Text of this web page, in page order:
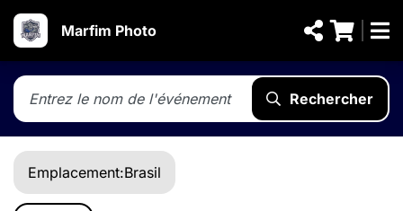
Marfim Photo
Rechercher
Emplacement:Brasil